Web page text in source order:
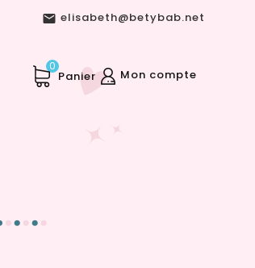
 elisabeth@betybab.net
Mon compte
Panier
0